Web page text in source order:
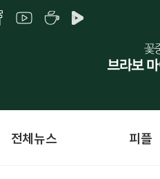
전체뉴스 피플